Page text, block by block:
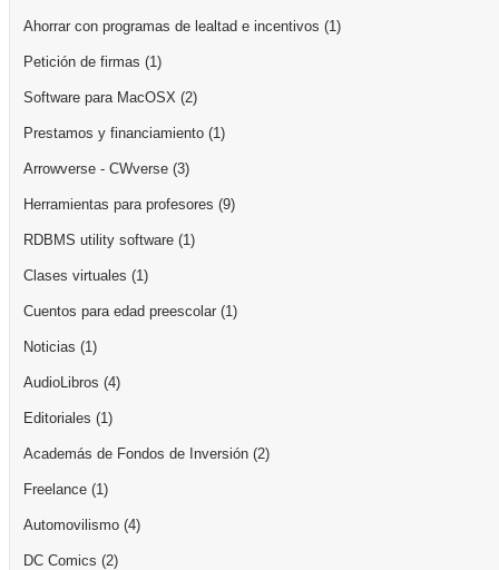
Ahorrar con programas de lealtad e incentivos (1)
Petición de firmas (1)
Software para MacOSX (2)
Prestamos y financiamiento (1)
Arrowverse - CWverse (3)
Herramientas para profesores (9)
RDBMS utility software (1)
Clases virtuales (1)
Cuentos para edad preescolar (1)
Noticias (1)
AudioLibros (4)
Editoriales (1)
Academás de Fondos de Inversión (2)
Freelance (1)
Automovilismo (4)
DC Comics (2)